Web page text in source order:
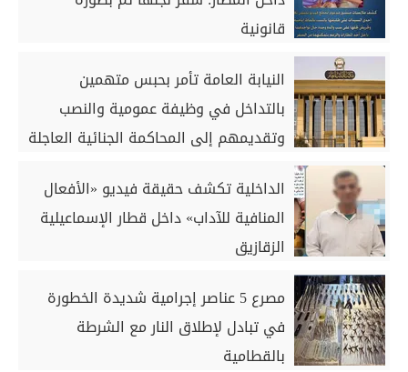
قانونية
النيابة العامة تأمر بحبس متهمين
بالتداخل في وظيفة عمومية والنصب
وتقديمهم إلى المحاكمة الجنائية العاجلة
الداخلية تكشف حقيقة فيديو «الأفعال
المنافية للآداب» داخل قطار الإسماعيلية
الزقازيق
مصرع 5 عناصر إجرامية شديدة الخطورة
في تبادل لإطلاق النار مع الشرطة
بالقطامية